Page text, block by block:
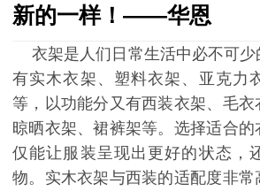
新的一样！——华恩
衣架是人们日常生活中必不可
有实木衣架、塑料衣架、亚克力
等，以功能分又有西装衣架、毛衣
晾晒衣架、裙裤架等。选择适合
仅能让服装呈现出更好的状态，
物。实木衣架与西装的适配度非常